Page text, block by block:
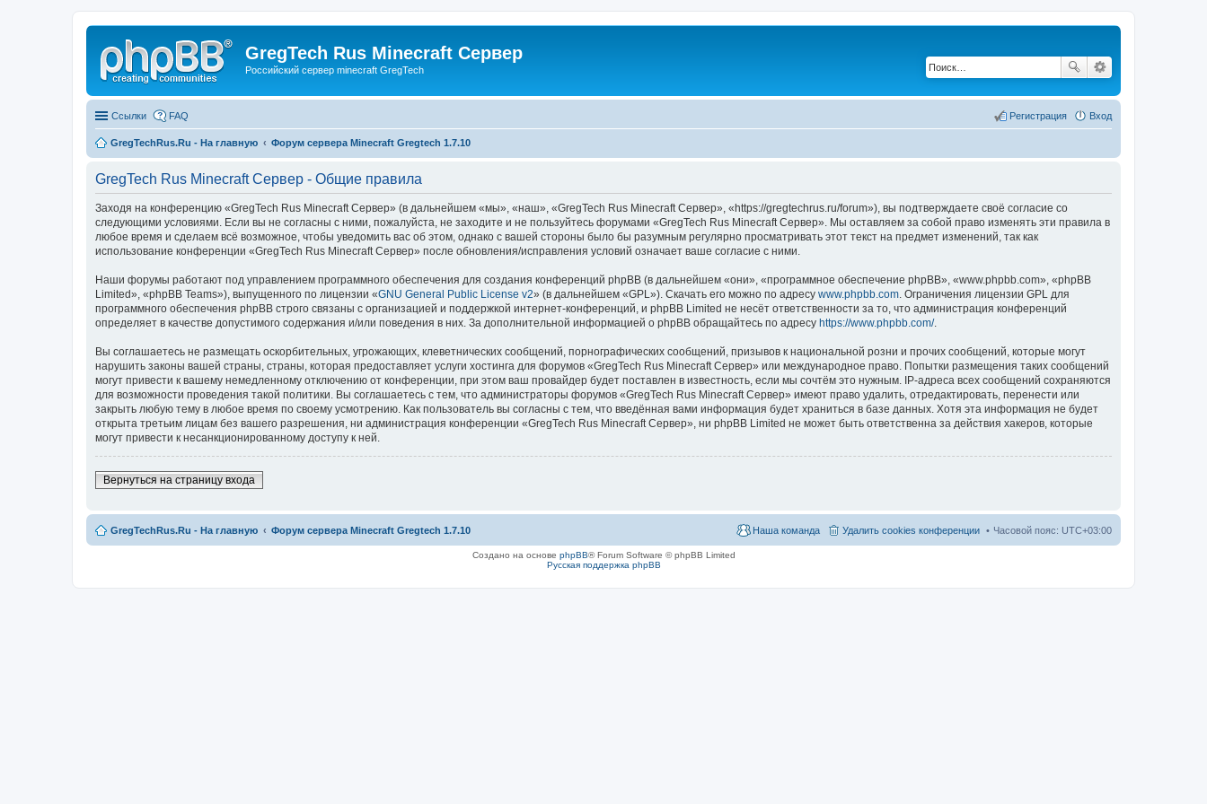
GregTech Rus Minecraft Сервер
Российский сервер minecraft GregTech
Ссылки FAQ Вход
Регистрация
GregTechRus.Ru - На главную Форум сервера Minecraft Gregtech 1.7.10
GregTech Rus Minecraft Сервер - Общие правила
Заходя на конференцию «GregTech Rus Minecraft Сервер» (в дальнейшем «мы», «наш», «GregTech Rus Minecraft Сервер», «https://gregtechrus.ru/forum»), вы подтверждаете своё согласие со
следующими условиями. Если вы не согласны с ними, пожалуйста, не заходите и не пользуйтесь форумами «GregTech Rus Minecraft Сервер». Мы оставляем за собой право изменять эти правила в
любое время и сделаем всё возможное, чтобы уведомить вас об этом, однако с вашей стороны было бы разумным регулярно просматривать этот текст на предмет изменений, так как
использование конференции «GregTech Rus Minecraft Сервер» после обновления/исправления условий означает ваше согласие с ними.
Наши форумы работают под управлением программного обеспечения для создания конференций phpBB (в дальнейшем «они», «программное обеспечение phpBB», «www.phpbb.com», «phpBB
Limited», «phpBB Teams»), выпущенного по лицензии «GNU General Public License v2» (в дальнейшем «GPL»). Скачать его можно по адресу www.phpbb.com . Ограничения лицензии GPL для
программного обеспечения phpBB строго связаны с организацией и поддержкой интернет-конференций, и phpBB Limited не несёт ответственности за то, что администрация конференций
определяет в качестве допустимого содержания и/или поведения в них. За дополнительной информацией о phpBB обращайтесь по адресу https://www.phpbb.com/.
Вы соглашаетесь не размещать оскорбительных, угрожающих, клеветнических сообщений, порнографических сообщений, призывов к национальной розни и прочих сообщений, которые могут
нарушить законы вашей страны, страны, которая предоставляет услуги хостинга для форумов «GregTech Rus Minecraft Сервер» или международное право. Попытки размещения таких сообщений
могут привести к вашему немедленному отключению от конференции, при этом ваш провайдер будет поставлен в известность, если мы сочтём это нужным. IP-адреса всех сообщений сохраняются
для возможности проведения такой политики. Вы соглашаетесь с тем, что администраторы форумов «GregTech Rus Minecraft Сервер» имеют право удалить, отредактировать, перенести или
закрыть любую тему в любое время по своему усмотрению. Как пользователь вы согласны с тем, что введённая вами информация будет храниться в базе данных. Хотя эта информация не будет
открыта третьим лицам без вашего разрешения, ни администрация конференции «GregTech Rus Minecraft Сервер», ни phpBB Limited не может быть ответственна за действия хакеров, которые
могут привести к несанкционированному доступу к ней.
Вернуться на страницу входа
GregTechRus.Ru - На главную Форум сервера Minecraft Gregtech 1.7.10 Часовой пояс: UTC+03:00
Удалить cookies конференции
Наша команда
Создано на основе phpBB® Forum Software © phpBB Limited
Русская поддержка phpBB